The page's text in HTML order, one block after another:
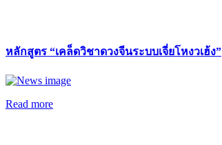
หลักสูตร “เคล็ดวิชาดวงจีนระบบเจี่ยโหงวเฮ้ง”
Read more